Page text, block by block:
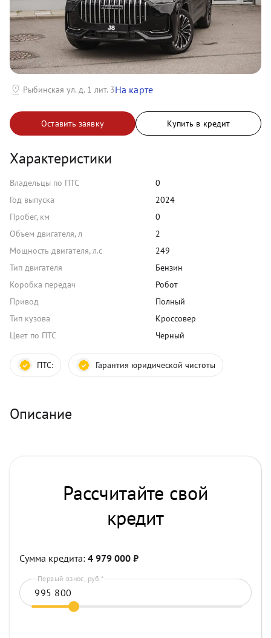
Оставить заявку Купить в кредит
Характеристики
Владельцы по ПТС
0
Год выпуска
2024
Пробег, км
0
Объем двигателя, л
2
Мощность двигателя, л.с
249
Тип двигателя
Бензин
Коробка передач
Робот
Привод
Полный
Тип кузова
Кроссовер
Цвет по ПТС
Черный
ПТС: Гарантия юридической чистоты
Описание
Рыбинская ул. д. 1 лит. 3На карте
Рассчитайте свой
кредит
Сумма кредита: 4 979 000 ₽
Первый взнос, руб.*